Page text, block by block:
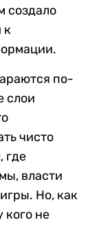
создало
к
по-
слои
чисто
где
власти
Но, как
кого не